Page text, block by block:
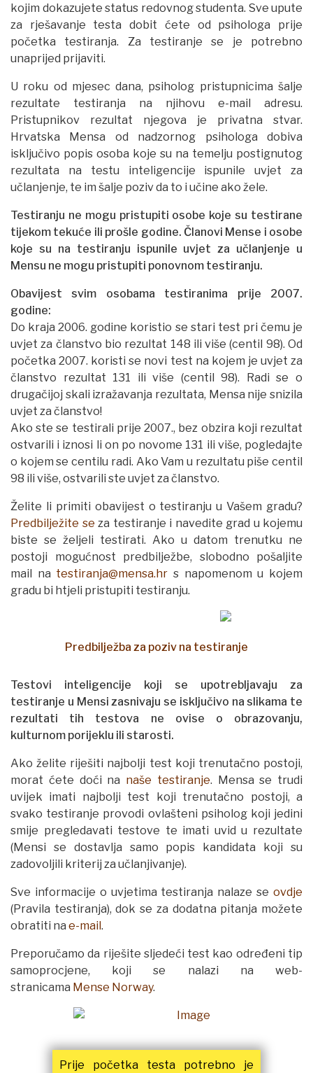
kojim dokazujete status redovnog studenta. Sve upute
za rješavanje testa dobit ćete od psihologa prije
početka testiranja. Za testiranje se je potrebno
unaprijed prijaviti.
U roku od mjesec dana, psiholog pristupnicima šalje
rezultate testiranja na njihovu e-mail adresu.
Pristupnikov rezultat njegova je privatna stvar.
Hrvatska Mensa od nadzornog psihologa dobiva
isključivo popis osoba koje su na temelju postignutog
rezultata na testu inteligencije ispunile uvjet za
učlanjenje, te im šalje poziv da to i učine ako žele.
Testiranju ne mogu pristupiti osobe koje su testirane
tijekom tekuće ili prošle godine. Članovi Mense i osobe
koje su na testiranju ispunile uvjet za učlanjenje u
Mensu ne mogu pristupiti ponovnom testiranju.
Obavijest svim osobama testiranima prije 2007.
godine:
Do kraja 2006. godine koristio se stari test pri čemu je
uvjet za članstvo bio rezultat 148 ili više (centil 98). Od
početka 2007. koristi se novi test na kojem je uvjet za
članstvo rezultat 131 ili više (centil 98). Radi se o
drugačijoj skali izražavanja rezultata, Mensa nije snizila
uvjet za članstvo!
Ako ste se testirali prije 2007., bez obzira koji rezultat
ostvarili i iznosi li on po novome 131 ili više, pogledajte
o kojem se centilu radi. Ako Vam u rezultatu piše centil
98 ili više, ostvarili ste uvjet za članstvo.
Želite li primiti obavijest o testiranju u Vašem gradu?
Predbilježite se za testiranje i navedite grad u kojemu
biste se željeli testirati. Ako u datom trenutku ne
postoji mogućnost predbilježbe, slobodno pošaljite
mail na testiranja@mensa.hr s napomenom u kojem
gradu bi htjeli pristupiti testiranju.
Predbilježba za poziv na testiranje
Testovi inteligencije koji se upotrebljavaju za
testiranje u Mensi zasnivaju se isključivo na slikama te
rezultati tih testova ne ovise o obrazovanju,
kulturnom porijeklu ili starosti.
Ako želite riješiti najbolji test koji trenutačno postoji,
morat ćete doći na naše testiranje. Mensa se trudi
uvijek imati najbolji test koji trenutačno postoji, a
svako testiranje provodi ovlašteni psiholog koji jedini
smije pregledavati testove te imati uvid u rezultate
(Mensi se dostavlja samo popis kandidata koji su
zadovoljili kriterij za učlanjivanje).
Sve informacije o uvjetima testiranja nalaze se ovdje
(Pravila testiranja), dok se za dodatna pitanja možete
obratiti na e-mail.
Preporučamo da riješite sljedeći test kao određeni tip
samoprocjene, koji se nalazi na web-
stranicama Mense Norway.
Prije početka testa potrebno je